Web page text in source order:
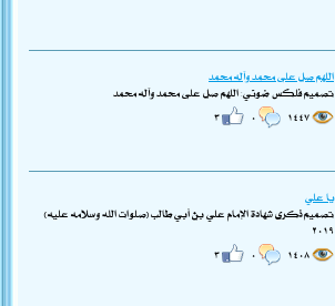
اللهم صل على محمد وآله محمد
تصميم فلكس ضوئي: اللهم صل على محمد وآله محمد
يا علي
تصميم ذكرى شهادة الإمام علي بن أبي طالب (صلوات الله وسلامه عليه)
٢٠١٩